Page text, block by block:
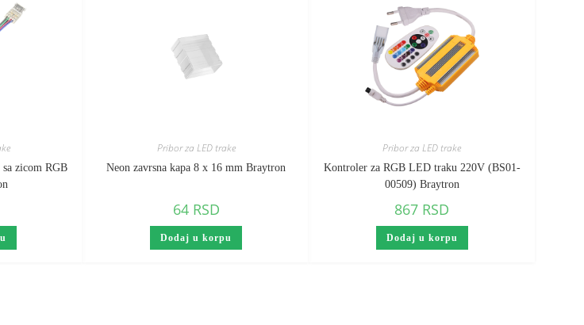
zicom RGB
Pribor za LED trake
Neon zavrsna kapa 8 x 16 mm Braytron
64 RSD
Dodaj u korpu
Pribor za LED trake
Kontroler za RGB LED traku 220V (BS01-
00509) Braytron
867 RSD
Dodaj u korpu